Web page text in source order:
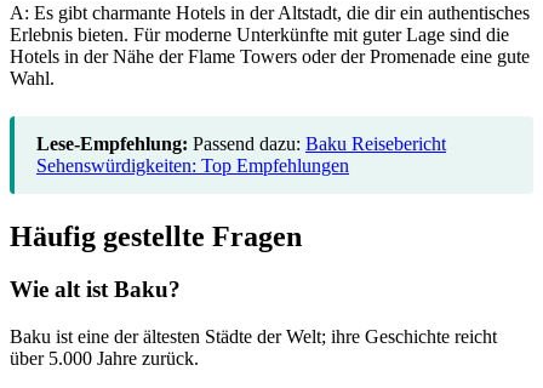
A: Es gibt charmante Hotels in der Altstadt, die dir ein authentisches
Erlebnis bieten. Für moderne Unterkünfte mit guter Lage sind die
Hotels in der Nähe der Flame Towers oder der Promenade eine gute
Wahl.
Lese-Empfehlung: Passend dazu: Baku Reisebericht
Sehenswürdigkeiten: Top Empfehlungen
Häufig gestellte Fragen
Wie alt ist Baku?
Baku ist eine der ältesten Städte der Welt; ihre Geschichte reicht
über 5.000 Jahre zurück.